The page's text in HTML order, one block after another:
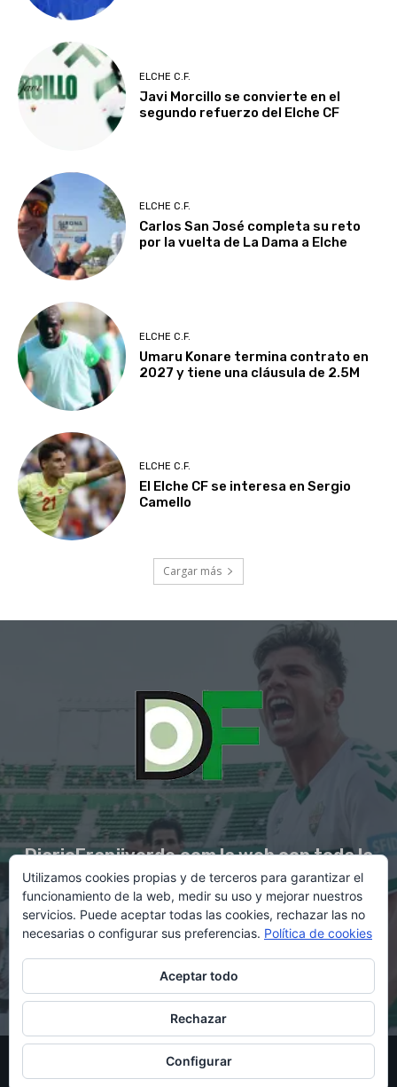
ELCHE C.F.
Javi Morcillo se convierte en el
segundo refuerzo del Elche CF
ELCHE C.F.
Carlos San José completa su reto
por la vuelta de La Dama a Elche
ELCHE C.F.
Umaru Konare termina contrato en
2027 y tiene una cláusula de 2.5M
ELCHE C.F.
El Elche CF se interesa en Sergio
Camello
Cargar más
DiarioFranjiverde.com la web con toda la
información del Elche C.F.
Contacto en:diario@franjiverde.com
© Copyright 2021 - Gestión y diseño por Rubén Maestre
Política de cookies Política de privacidad
Utilizamos cookies propias y de terceros para garantizar el
funcionamiento de la web, medir su uso y mejorar nuestros
servicios. Puede aceptar todas las cookies, rechazar las no
necesarias o configurar sus preferencias. Política de cookies
Aceptar todo
Rechazar
Configurar